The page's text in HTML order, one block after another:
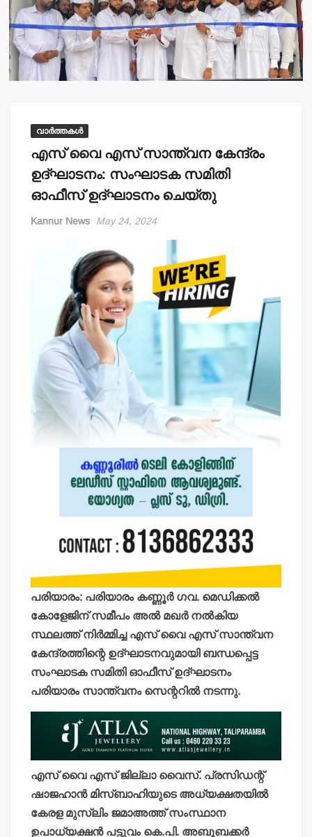
വാർത്തകൾ
എസ് വൈ എസ് സാന്ത്വന കേന്ദ്രം
ഉദ്ഘാടനം: സംഘാടക സമിതി
ഓഫീസ് ഉദ്ഘാടനം ചെയ്തു
Kannur News May 24, 2024
പരിയാരം: പരിയാരം കണ്ണൂര്‍ ഗവ. മെഡിക്കല്‍
കോളേജിന് സമീപം അല്‍ മഖര്‍ നല്‍കിയ
സ്ഥലത്ത് നിര്‍മ്മിച്ച എസ് വൈ എസ് സാന്ത്വന
കേന്ദ്രത്തിന്റെ ഉദ്ഘാടനവുമായി ബന്ധപ്പെട്ട
സംഘാടക സമിതി ഓഫീസ് ഉദ്ഘാടനം
പരിയാരം സാന്ത്വനം സെന്ററില്‍ നടന്നു.
എസ് വൈ എസ് ജില്ലാ വൈസ്. പ്രസിഡന്റ്
ഷാജഹാന്‍ മിസ്ബാഹിയുടെ അധ്യക്ഷതയില്‍
കേരള മുസ്ലിം ജമാഅത്ത് സംസ്ഥാന
ഉപാധ്യക്ഷന്‍ പട്ടുവം കെ.പി. അബൂബക്കര്‍